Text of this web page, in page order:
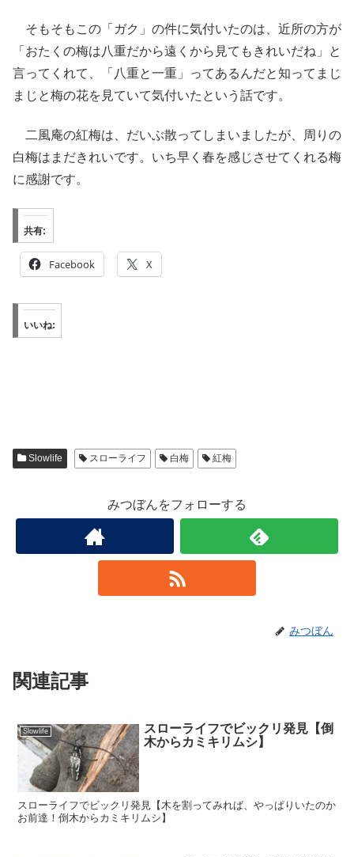
そもそもこの「ガク」の件に気付いたのは、近所の方が
「おたくの梅は八重だから遠くから見てもきれいだね」と
言ってくれて、「八重と一重」ってあるんだと知ってまじ
まじと梅の花を見ていて気付いたという話です。
二風庵の紅梅は、だいぶ散ってしまいましたが、周りの
白梅はまだきれいです。いち早く春を感じさせてくれる梅
に感謝です。
共有:
Facebook X
いいね:
Slowlife スローライフ 白梅 紅梅
みつぼんをフォローする
みつぼん
関連記事
Slowlife
スローライフでビックリ発見【倒
木からカミキリムシ】
スローライフでビックリ発見【木を割ってみれば、やっぱりいたのか
お前達！倒木からカミキリムシ】